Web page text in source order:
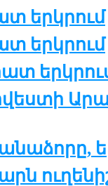
երկրում
երկրում